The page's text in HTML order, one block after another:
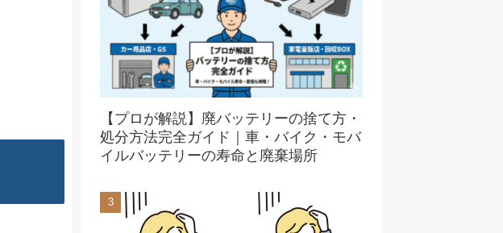
【プロが解説】廃バッテリーの捨て方・
処分方法完全ガイド｜車・バイク・モバ
イルバッテリーの寿命と廃棄場所